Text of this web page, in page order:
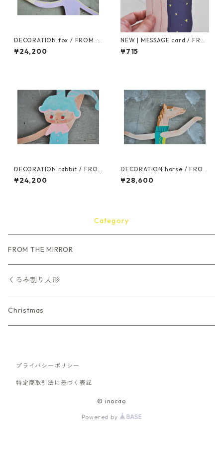
DECORATION fox / FROM T
HE MIRROR
¥24,200
NEW | MESSAGE card / FRO
M THE MIRROR
¥715
DECORATION rabbit / FRO
M THE MIRROR
¥24,200
DECORATION horse / FROM
THE MIRROR
¥28,600
Category
FROM THE MIRROR
くるみ割り人形
Christmas
プライバシーポリシー
特定商取引法に基づく表記
© inocao
Powered by